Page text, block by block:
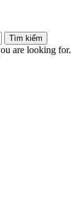
Tìm kiếm
are looking for.